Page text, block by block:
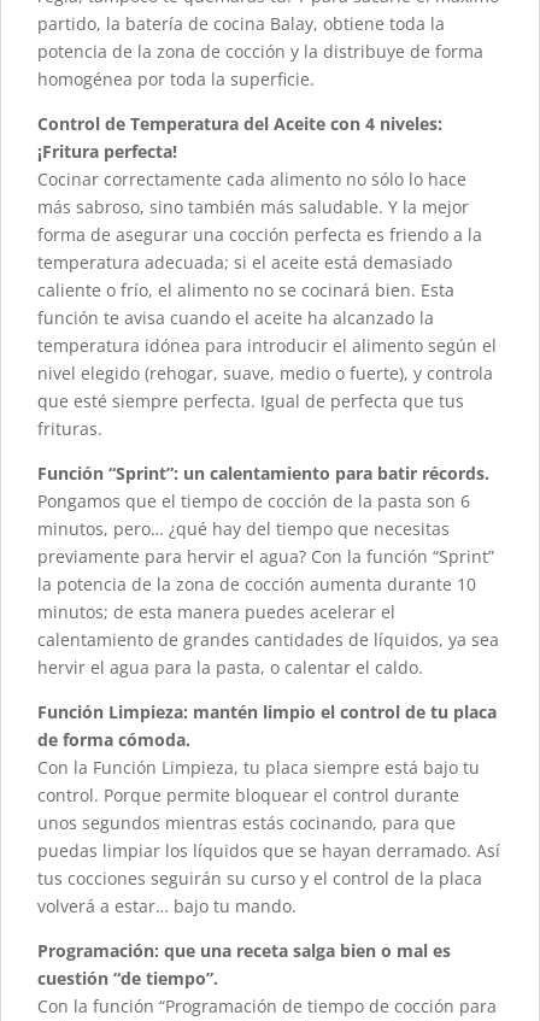
partido, la batería de cocina Balay, obtiene toda la
potencia de la zona de cocción y la distribuye de forma
homogénea por toda la superficie.
Control de Temperatura del Aceite con 4 niveles:
¡Fritura perfecta!
Cocinar correctamente cada alimento no sólo lo hace
más sabroso, sino también más saludable. Y la mejor
forma de asegurar una cocción perfecta es friendo a la
temperatura adecuada; si el aceite está demasiado
caliente o frío, el alimento no se cocinará bien. Esta
función te avisa cuando el aceite ha alcanzado la
temperatura idónea para introducir el alimento según el
nivel elegido (rehogar, suave, medio o fuerte), y controla
que esté siempre perfecta. Igual de perfecta que tus
frituras.
Función “Sprint”: un calentamiento para batir récords.
Pongamos que el tiempo de cocción de la pasta son 6
minutos, pero… ¿qué hay del tiempo que necesitas
previamente para hervir el agua? Con la función “Sprint”
la potencia de la zona de cocción aumenta durante 10
minutos; de esta manera puedes acelerar el
calentamiento de grandes cantidades de líquidos, ya sea
hervir el agua para la pasta, o calentar el caldo.
Función Limpieza: mantén limpio el control de tu placa
de forma cómoda.
Con la Función Limpieza, tu placa siempre está bajo tu
control. Porque permite bloquear el control durante
unos segundos mientras estás cocinando, para que
puedas limpiar los líquidos que se hayan derramado. Así
tus cocciones seguirán su curso y el control de la placa
volverá a estar… bajo tu mando.
Programación: que una receta salga bien o mal es
cuestión “de tiempo”.
Con la función “Programación de tiempo de cocción para